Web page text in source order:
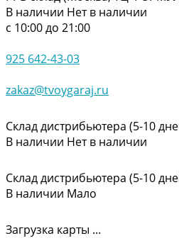
В наличии Нет в наличии
с 10:00 до 21:00
925 642-43-03
zakaz@tvoygaraj.ru
Склад дистрибьютера (5-10
В наличии Нет в наличии
Склад дистрибьютера (5-10
В наличии Мало
Загрузка карты ...